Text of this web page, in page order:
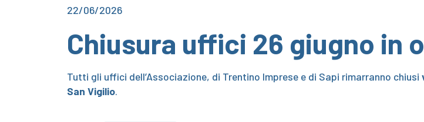
22/06/2026
Chiusura uffici 26 giugno in
Tutti gli uffici dell’Associazione, di Trentino Imprese e di Sapi rimarranno chiusi
San Vigilio.